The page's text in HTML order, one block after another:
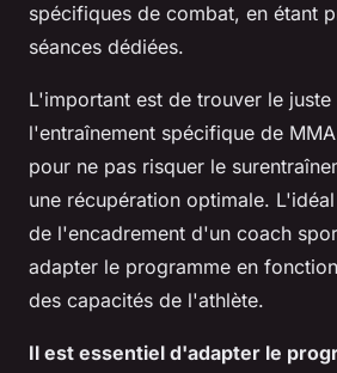
spécifiques de combat, en étant
séances dédiées.
L'important est de trouver le
l'entraînement spécifique de
pour ne pas risquer le
une récupération optimale.
de l'encadrement d'un coach
adapter le programme en
des capacités de l'athlète.
Il est essentiel d'adapter le